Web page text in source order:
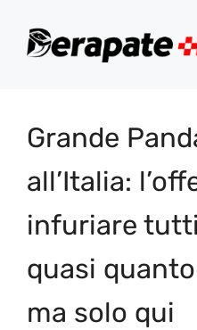
Grande
all’Italia:
infuriare
quasi
ma solo qui